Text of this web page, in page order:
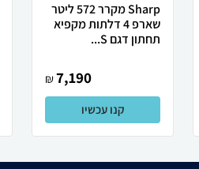
Sharp מקרר 572 ליטר
שארפ 4 דלתות מקפיא
תחתון דגם S...
7,190
₪
קנו עכשיו